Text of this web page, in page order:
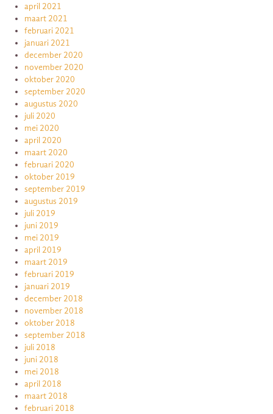
april 2021
maart 2021
februari 2021
januari 2021
december 2020
november 2020
oktober 2020
september 2020
augustus 2020
juli 2020
mei 2020
april 2020
maart 2020
februari 2020
oktober 2019
september 2019
augustus 2019
juli 2019
juni 2019
mei 2019
april 2019
maart 2019
februari 2019
januari 2019
december 2018
november 2018
oktober 2018
september 2018
juli 2018
juni 2018
mei 2018
april 2018
maart 2018
februari 2018